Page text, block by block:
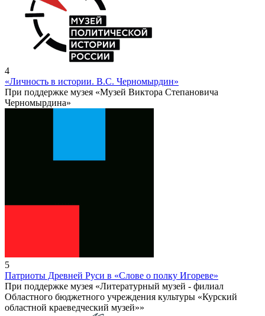
4
«Личность в истории. В.С. Черномырдин»
При поддержке музея «Музей Виктора Степановича
Черномырдина»
5
Патриоты Древней Руси в «Слове о полку Игореве»
При поддержке музея «Литературный музей - филиал
Областного бюджетного учреждения культуры «Курский
областной краеведческий музей»»